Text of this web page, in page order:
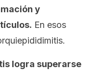
y
En esos
logra superarse